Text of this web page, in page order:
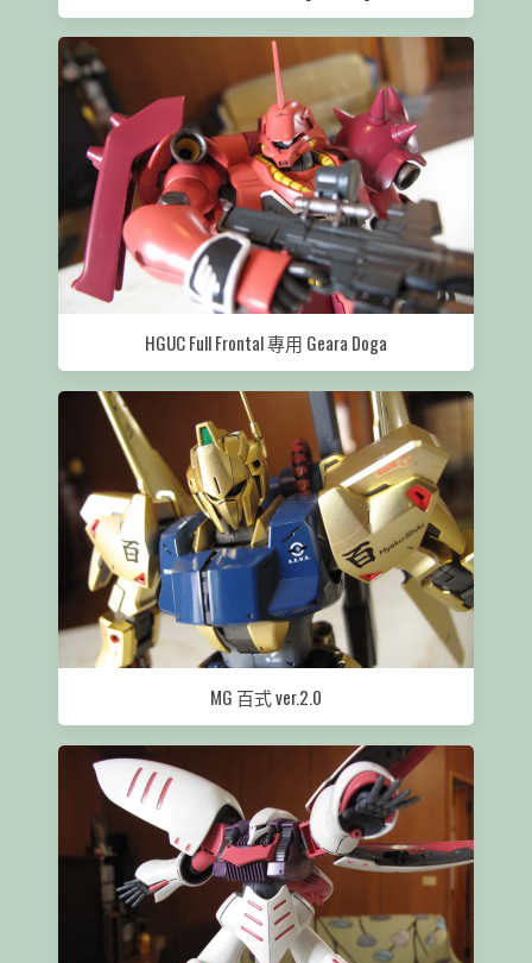
HGUC Full Frontal 專用 Geara Doga
MG 百式 ver.2.0